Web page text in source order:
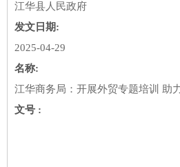
江华县人民政府
发文日期:
2025-04-29
名称:
江华商务局：开展外贸专题培训 助
文号 :